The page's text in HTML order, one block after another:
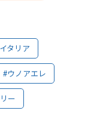
タリア
#ウノアエレ
ー